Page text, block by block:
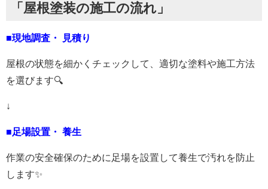
「屋根塗装の施工の流れ」
■現地調査・ 見積り
屋根の状態を細かくチェックして、適切な塗料や施工方法
を選びます🔍
↓
■足場設置・ 養生
作業の安全確保のために足場を設置して養生で汚れを防止
します✨